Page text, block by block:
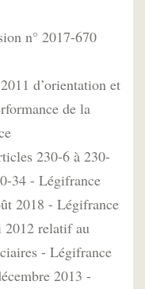
n° 2017-670
d’orientation et
de la
230-6 à 230-
34 - Légifrance
2018 - Légifrance
2012 relatif au
- Légifrance
2013 -